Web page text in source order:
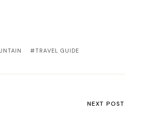
#TRAVEL GUIDE
NEXT POST